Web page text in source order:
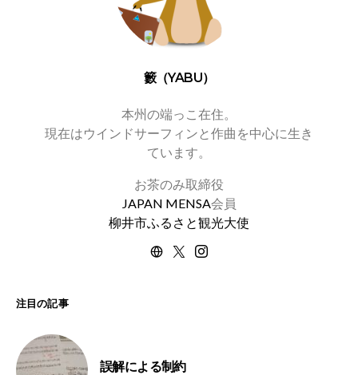
籔（YABU）
本州の端っこ在住。
現在はウインドサーフィンと作曲を中心に生き
ています。
お茶のみ取締役
JAPAN MENSA会員
柳井市ふるさと観光大使
注目の記事
誤解による制約